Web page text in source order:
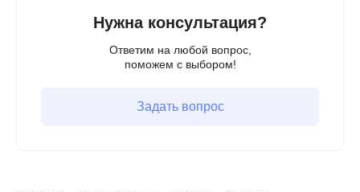
Нужна консультация?
Ответим на любой вопрос,
поможем с выбором!
Задать вопрос